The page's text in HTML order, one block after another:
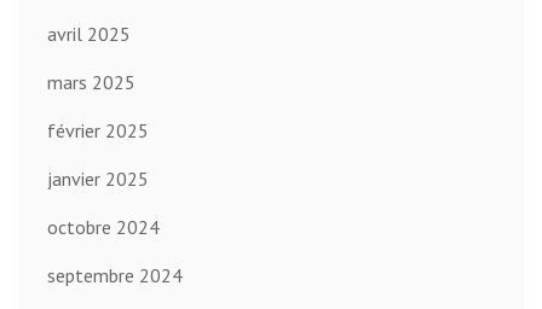
avril 2025
mars 2025
février 2025
janvier 2025
octobre 2024
septembre 2024